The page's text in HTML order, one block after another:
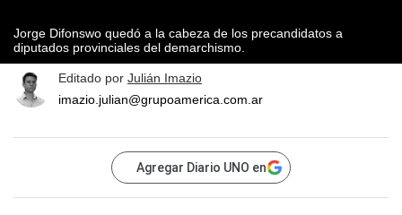
Jorge Difonswo quedó a la cabeza de los precandidatos a
diputados provinciales del demarchismo.
Editado por Julián Imazio
imazio.julian@grupoamerica.com.ar
Agregar Diario UNO en